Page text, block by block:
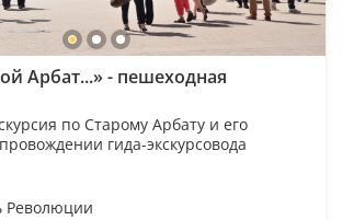
Арбат...» - пешеходная
по Старому Арбату и его
гида-экскурсовода
Революции